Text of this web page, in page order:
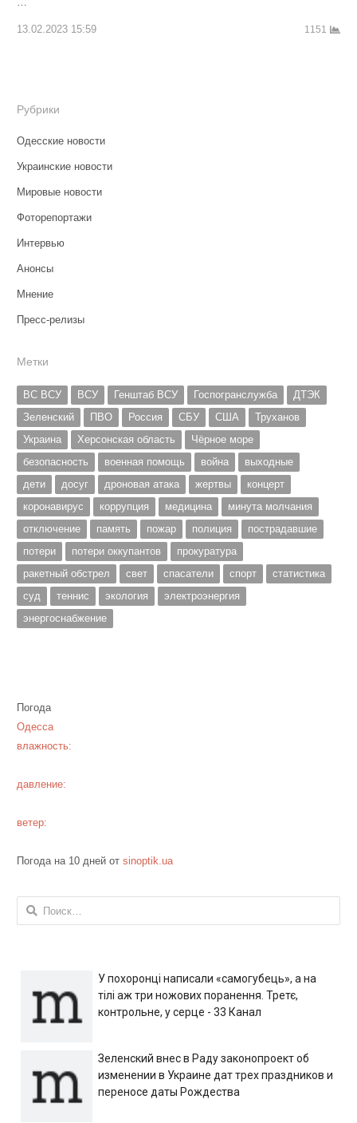
13.02.2023 15:59 1151
Рубрики
Одесские новости
Украинские новости
Мировые новости
Фоторепортажи
Интервью
Анонсы
Мнение
Пресс-релизы
Метки
ВС ВСУ ВСУ Генштаб ВСУ Госпогранслужба
ДТЭК
Зеленский
ПВО Россия СБУ США
Труханов
Украина
Херсонская область
Чёрное море
безопасность
военная помощь война
выходные
дети
досуг дроновая атака жертвы
концерт
коронавирус
коррупция медицина
минута молчания
отключение
память пожар полиция
пострадавшие
потери
потери оккупантов
прокуратура
ракетный обстрел
свет спасатели спорт
статистика
суд
теннис экология
электроэнергия
энергоснабжение
Погода
Одесса
влажность:
давление:
ветер:
Погода на 10 дней от sinoptik.ua
Найти:
У похоронці написали «самогубець», а на
тілі аж три ножових поранення. Третє,
контрольне, у серце - 33 Канал
Зеленский внес в Раду законопроект об
изменении в Украине дат трех праздников и
переносе даты Рождества